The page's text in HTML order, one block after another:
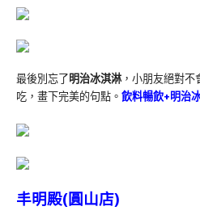
最後別忘了明治冰淇淋 ，小朋友絕對
吃，畫下完美的句點。 飲料暢飲+明治
丰明殿(圓山店)